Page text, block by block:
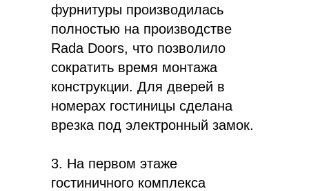
фурнитуры производилась
полностью на производстве
Rada Doors, что позволило
сократить время монтажа
конструкции. Для дверей в
номерах гостиницы сделана
врезка под электронный замок.
3. На первом этаже
гостиничного комплекса
Контакты